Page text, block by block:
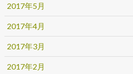
2017年5月
2017年4月
2017年3月
2017年2月